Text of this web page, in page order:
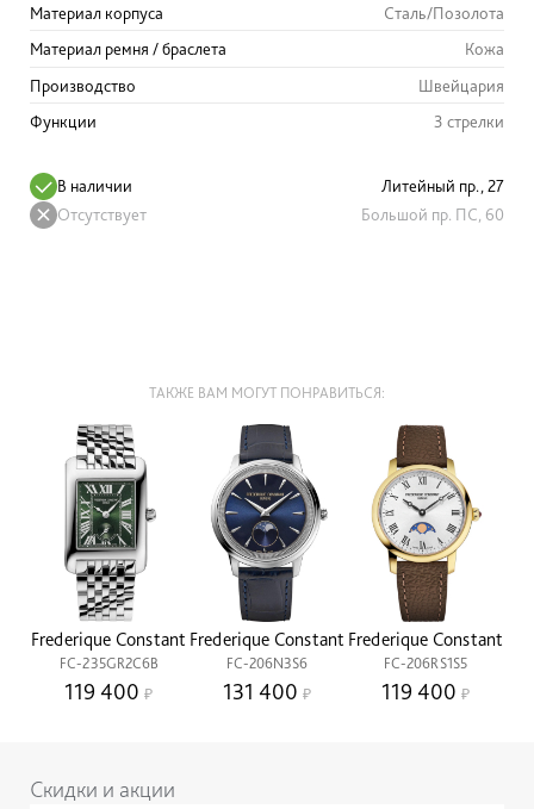
Материал корпуса
Сталь/Позолота
Материал ремня / браслета
Кожа
Производство
Швейцария
Функции
3 стрелки
В наличии
Литейный пр., 27
Отсутствует
Большой пр. ПС, 60
ТАКЖЕ ВАМ МОГУТ ПОНРАВИТЬСЯ:
Frederique Constant
FC-235GR2C6B
119 400
Frederique Constant
FC-206N3S6
131 400
Frederique Constant
FC-206RS1S5
119 400
Скидки и акции